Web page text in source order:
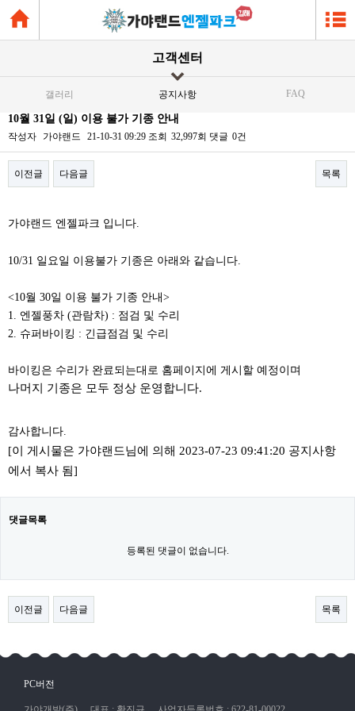
고객센터
갤러리 공지사항 FAQ
10월 31일 (일) 이용 불가 기종 안내
작성자 가야랜드 21-10-31 09:29 조회 32,997회 댓글 0건
이전글 다음글 목록
가야랜드 엔젤파크 입니다.
10/31 일요일 이용불가 기종은 아래와 같습니다.
<10월 30일 이용 불가 기종 안내>
1. 엔젤풍차 (관람차) : 점검 및 수리
2. 슈퍼바이킹 : 긴급점검 및 수리
바이킹은 수리가 완료되는대로 홈페이지에 게시할 예정이며
나머지 기종은 모두 정상 운영합니다.
감사합니다.
[이 게시물은 가야랜드님에 의해 2023-07-23 09:41:20 공지사항
에서 복사 됨]
댓글목록
등록된 댓글이 없습니다.
이전글 다음글 목록
PC버전